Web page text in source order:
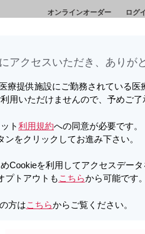
オンラインオーダー ログ
療 チームで取り組む腎移植 〜一人ひと
ーム医療
に大きく貢献しました。
クセスいただき、ありが
療提供施設にご勤務されている医
用いただけませんので、予めご了
ト利用規約への同意が必要です。
をクリックしてお進み下さい。
を利用してアクセスデータ
プトアウトも こちらから可能です。
方はこちらからご覧ください。